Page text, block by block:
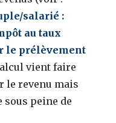
salarié :
au taux
le prélèvement
vient faire
le revenu mais
sous peine de